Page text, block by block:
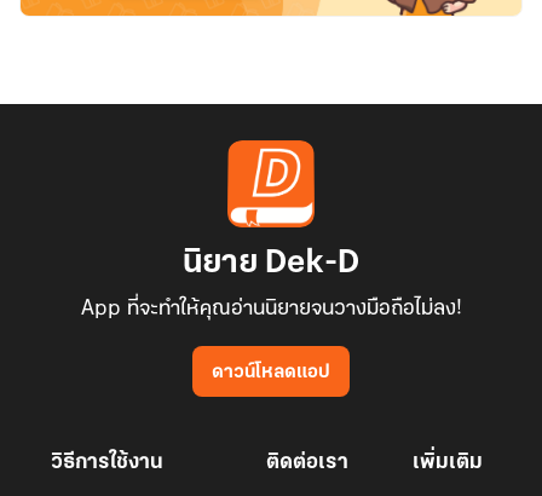
นิยาย Dek-D
App ที่จะทำให้คุณอ่านนิยายจนวางมือถือไม่ลง!
ดาวน์โหลดแอป
วิธีการใช้งาน ติดต่อเรา เพิ่มเติม